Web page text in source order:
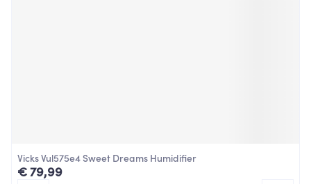
Vicks Vul575e4 Sweet Dreams Humidifier
€ 79,99